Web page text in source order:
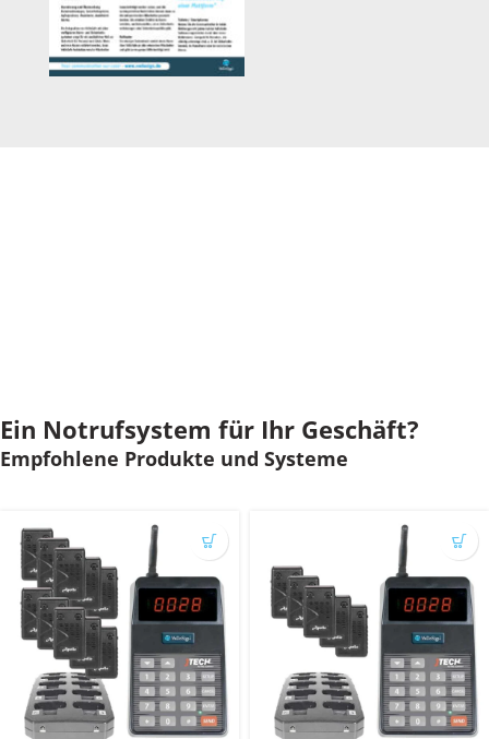
Ein Notrufsystem für Ihr Geschäft?
Empfohlene Produkte und Systeme